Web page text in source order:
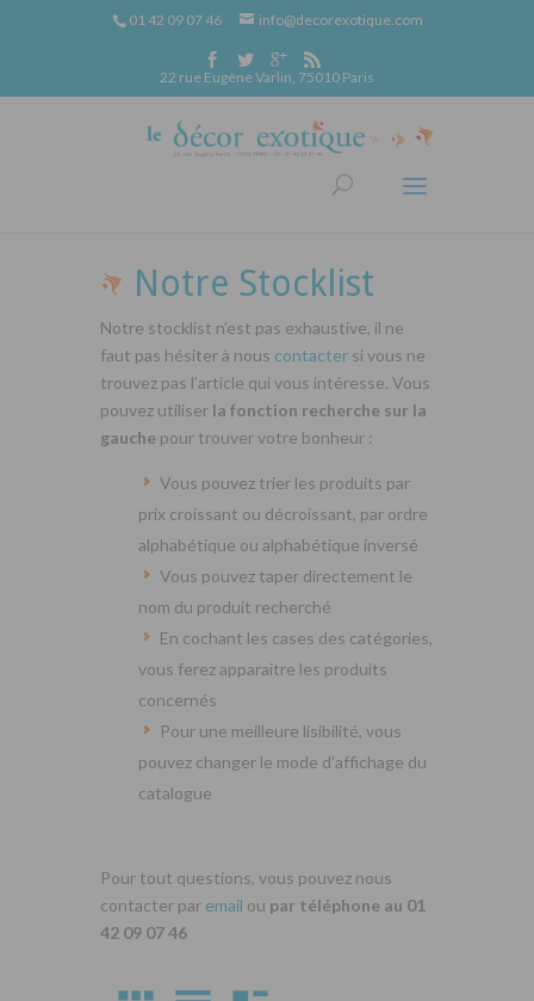
01 42 09 07 46 info@decorexotique.com
22 rue Eugène Varlin, 75010 Paris
Notre Stocklist
Notre stocklist n’est pas exhaustive, il ne
faut pas hésiter à nous contacter si vous ne
trouvez pas l’article qui vous intéresse. Vous
pouvez utiliser la fonction recherche sur la
gauche pour trouver votre bonheur :
Vous pouvez trier les produits par
prix croissant ou décroissant, par ordre
alphabétique ou alphabétique inversé
Vous pouvez taper directement le
nom du produit recherché
En cochant les cases des catégories,
vous ferez apparaitre les produits
concernés
Pour une meilleure lisibilité, vous
pouvez changer le mode d’affichage du
catalogue
Pour tout questions, vous pouvez nous
contacter par email ou par téléphone au 01
42 09 07 46